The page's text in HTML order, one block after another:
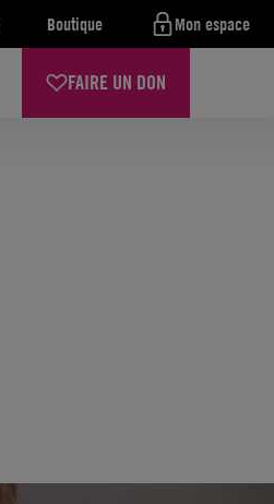
Boutique Mon espace
FAIRE UN DON